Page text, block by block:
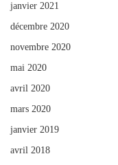
janvier 2021
décembre 2020
novembre 2020
mai 2020
avril 2020
mars 2020
janvier 2019
avril 2018